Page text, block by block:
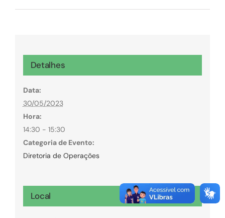
Detalhes
Data:
30/05/2023
Hora:
14:30 - 15:30
Categoria de Evento:
Diretoria de Operações
Local